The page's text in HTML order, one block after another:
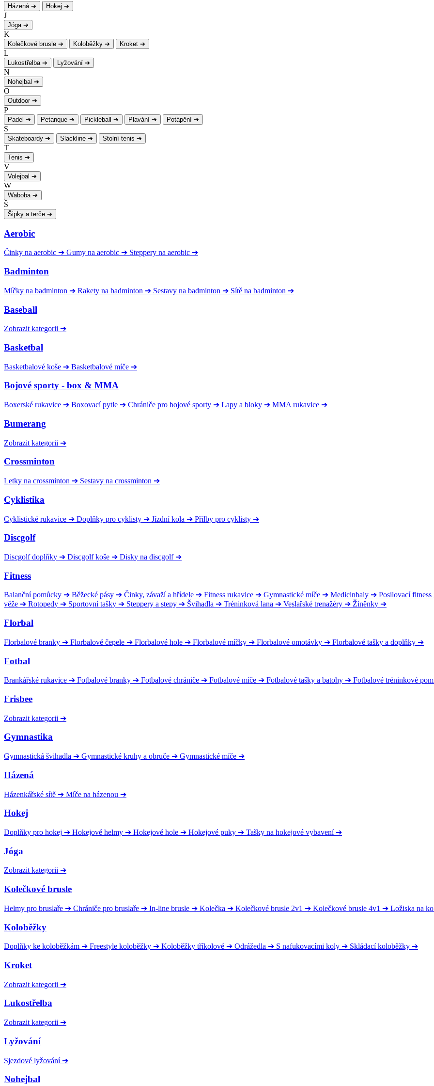
Házená ➔ Hokej ➔
J
Jóga ➔
K
Kolečkové brusle ➔ Koloběžky ➔ Kroket ➔
L
Lukostřelba ➔ Lyžování ➔
N
Nohejbal ➔
O
Outdoor ➔
P
Padel ➔ Petanque ➔ Pickleball ➔ Plavání ➔ Potápění ➔
S
Skateboardy ➔ Slackline ➔ Stolní tenis ➔
T
Tenis ➔
V
Volejbal ➔
W
Waboba ➔
Š
Šipky a terče ➔
Aerobic
Činky na aerobic ➔ Gumy na aerobic ➔ Steppery na aerobic ➔
Badminton
Míčky na badminton ➔ Rakety na badminton ➔ Sestavy na badminton ➔ Sítě na badminton ➔
Baseball
Zobrazit kategorii ➔
Basketbal
Basketbalové koše ➔ Basketbalové míče ➔
Bojové sporty - box & MMA
Boxerské rukavice ➔ Boxovací pytle ➔ Chrániče pro bojové sporty ➔ Lapy a bloky ➔ MMA rukavice ➔
Bumerang
Zobrazit kategorii ➔
Crossminton
Letky na crossminton ➔ Sestavy na crossminton ➔
Cyklistika
Cyklistické rukavice ➔ Doplňky pro cyklisty ➔ Jízdní kola ➔ Přilby pro cyklisty ➔
Discgolf
Discgolf doplňky ➔ Discgolf koše ➔ Disky na discgolf ➔
Fitness
Balanční pomůcky ➔ Běžecké pásy ➔ Činky, závaží a hřídele ➔ Fitness rukavice ➔ Gymnastické míče ➔ Medicinbaly ➔ Posilovací fitness
věže ➔ Rotopedy ➔ Sportovní tašky ➔ Steppery a stepy ➔ Švihadla ➔ Tréninková lana ➔ Veslařské trenažéry ➔ Žíněnky ➔
Florbal
Florbalové branky ➔ Florbalové čepele ➔ Florbalové hole ➔ Florbalové míčky ➔ Florbalové omotávky ➔ Florbalové tašky a doplňky ➔
Fotbal
Brankářské rukavice ➔ Fotbalové branky ➔ Fotbalové chrániče ➔ Fotbalové míče ➔ Fotbalové tašky a batohy ➔ Fotbalové tréninkové
Frisbee
Zobrazit kategorii ➔
Gymnastika
Gymnastická švihadla ➔ Gymnastické kruhy a obruče ➔ Gymnastické míče ➔
Házená
Házenkářské sítě ➔ Míče na házenou ➔
Hokej
Doplňky pro hokej ➔ Hokejové helmy ➔ Hokejové hole ➔ Hokejové puky ➔ Tašky na hokejové vybavení ➔
Jóga
Zobrazit kategorii ➔
Kolečkové brusle
Helmy pro bruslaře ➔ Chrániče pro bruslaře ➔ In-line brusle ➔ Kolečka ➔ Kolečkové brusle 2v1 ➔ Kolečkové brusle 4v1 ➔ Ložiska na
Koloběžky
Doplňky ke koloběžkám ➔ Freestyle koloběžky ➔ Koloběžky tříkolové ➔ Odrážedla ➔ S nafukovacími koly ➔ Skládací koloběžky ➔
Kroket
Zobrazit kategorii ➔
Lukostřelba
Zobrazit kategorii ➔
Lyžování
Sjezdové lyžování ➔
Nohejbal